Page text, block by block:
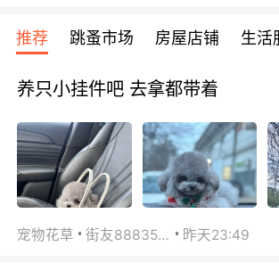
宾馆 108欧/天起
全程756欧/位
欧/天起 ~包拼房
推荐 跳蚤市场 房屋店铺 生活
养只小挂件吧 去拿都带着
宠物花草 街友88835518 昨天23:49